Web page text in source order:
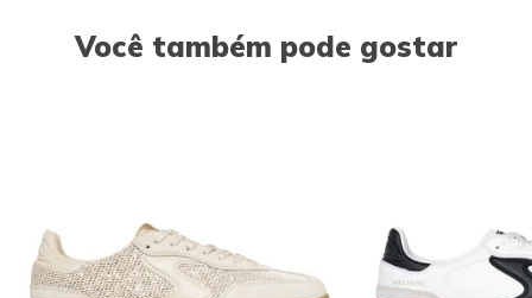
Você também pode gostar